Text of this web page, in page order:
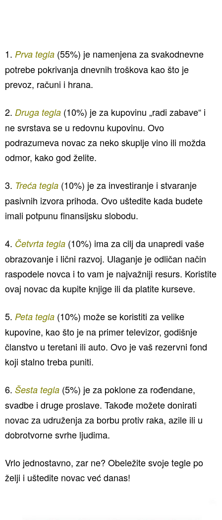
1. Prva tegla (55%) je namenjena za svakodnevne
potrebe pokrivanja dnevnih troškova kao što je
prevoz, računi i hrana.
2. Druga tegla (10%) je za kupovinu „radi zabave“ i
ne svrstava se u redovnu kupovinu. Ovo
podrazumeva novac za neko skuplje vino ili možda
odmor, kako god želite.
3. Treća tegla (10%) je za investiranje i stvaranje
pasivnih izvora prihoda. Ovo uštedite kada budete
imali potpunu finansijsku slobodu.
4. Četvrta tegla (10%) ima za cilj da unapredi vaše
obrazovanje i lični razvoj. Ulaganje je odličan način
raspodele novca i to vam je najvažniji resurs. Koristite
ovaj novac da kupite knjige ili da platite kurseve.
5. Peta tegla (10%) može se koristiti za velike
kupovine, kao što je na primer televizor, godišnje
članstvo u teretani ili auto. Ovo je vaš rezervni fond
koji stalno treba puniti.
6. Šesta tegla (5%) je za poklone za rođendane,
svadbe i druge proslave. Takođe možete donirati
novac za udruženja za borbu protiv raka, azile ili u
dobrotvorne svrhe ljudima.
Vrlo jednostavno, zar ne? Obeležite svoje tegle po
želji i uštedite novac već danas!